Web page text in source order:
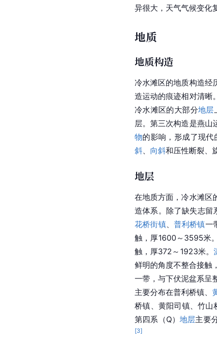
异很大，天气气候变化
地质
地质构造
冷水滩区的地质构造经
造运动的痕迹相对清晰
冷水滩区的大部分地层
层。第三次构造是燕山
物的影响，形成了现
斜、 向斜和压性断裂、
地层
在地质方面，冷水滩区
造体系。除了缺失志留
花桥街镇、 普利桥镇一
触，厚1600～3595米
触，厚372～1923米。
鲜明的角度不整合接
一带，与下伏泥盆系呈
主要分布在普利桥镇、
桥镇、黄阳司镇、竹
第四系（Q）地层主要
[3]